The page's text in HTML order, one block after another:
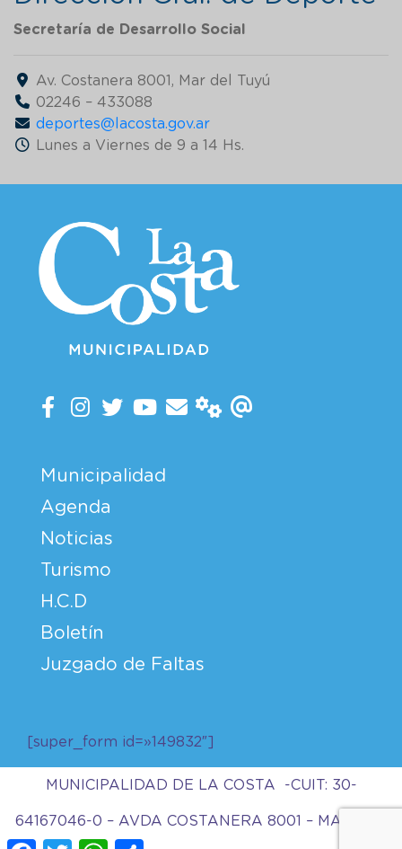
Secretaría de Desarrollo Social
Av. Costanera 8001, Mar del Tuyú
02246 – 433088
deportes@lacosta.gov.ar
Lunes a Viernes de 9 a 14 Hs.
Municipalidad
Agenda
Noticias
Turismo
H.C.D
Boletín
Juzgado de Faltas
[super_form id=»149832″]
MUNICIPALIDAD DE LA COSTA -CUIT: 30-
64167046-0 – AVDA COSTANERA 8001 – MAR DEL